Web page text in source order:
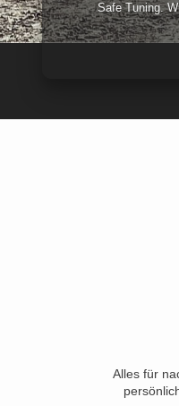
Safe Tuning.
Alles für